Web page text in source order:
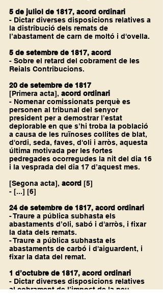
5 de juliol de 1817, acord ordinari
- Dictar diverses disposicions relatives a
la distribució dels remats de
l’abastament de carn de moltó i d'ovella.
5 de setembre de 1817, acord
- Sobre el retard del cobrament de les
Reials Contribucions.
20 de setembre de 1817
[Primera acta], acord ordinari
- Nomenar comissionats perquè es
personen al tribunal del senyor
president per a demostrar l’estat
deplorable en que s’hi troba la població
a causa de les ruïnoses collites de blat,
d'ordi, seda, faves, d'oli i arròs, aquesta
última motivada per les fortes
pedregades ocorregudes la nit del dia 16
i la vesprada del dia 17 d’aquest mes.
[Segona acta], acord [5]
- [...] [6]
24 de setembre de 1817, acord ordinari
- Traure a pública subhasta els
abastaments d’oli, sabó i d'arròs, i fixar
la data dels remats.
- Traure a pública subhasta els
abastaments de carbó i d'aiguardent, i
fixar la data del remat.
1 d’octubre de 1817, acord ordinari
- Dictar diverses disposicions relatives
al cobrament de l’impost de la neu.